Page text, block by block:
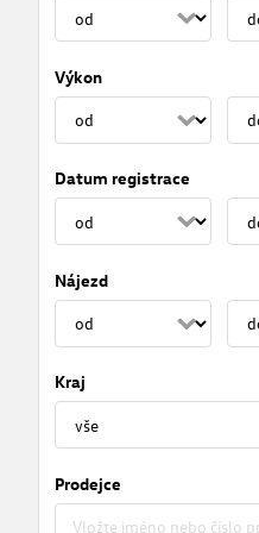
Výkon
Datum registrace
Nájezd
Kraj
Prodejce